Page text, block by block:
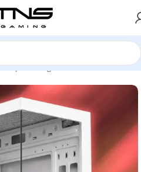
| Gamingdator/Bronze klass